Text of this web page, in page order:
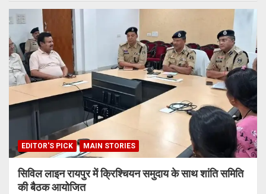
EDITOR'S PICK MAIN STORIES
सिविल लाइन रायपुर में क्रिश्चियन समुदाय के साथ शांति समिति
की बैठक आयोजित